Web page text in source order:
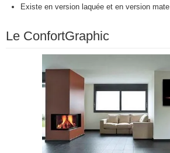
Existe en version laquée et en version mate
Le ConfortGraphic